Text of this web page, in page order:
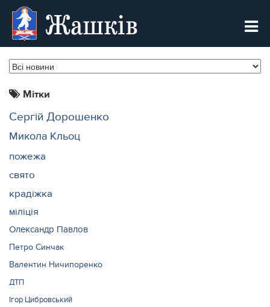
Жашків
Мітки
Сергій Дорошенко
Микола Кльоц
пожежа
свято
крадіжка
міліція
Олександр Павлов
Петро Синчак
Валентин Ничипоренко
ДТП
Ігор Цибровський